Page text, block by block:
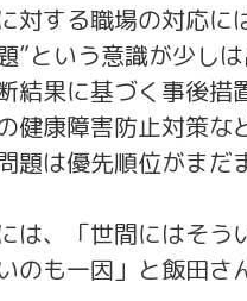
対する職場の対応
”という意識が少し
結果に基づく事後
健康障害防止対策
題は優先順位がまだ
は、「世間にはそ
のも一因」と飯田さ